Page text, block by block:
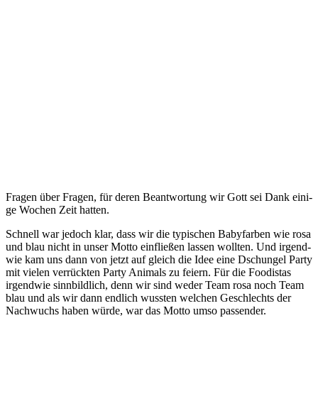
Fra­gen über Fra­gen, für deren Beant­wor­tung wir Gott sei Dank eini­
ge Wochen Zeit hatten.
Schnell war jedoch klar, dass wir die typi­schen Baby­far­ben wie rosa
und blau nicht in unser Mot­to ein­flie­ßen las­sen woll­ten. Und irgend­
wie kam uns dann von jetzt auf gleich die Idee eine Dschun­gel Par­ty
mit vie­len ver­rück­ten Par­ty Ani­mals zu fei­ern. Für die Foo­di­stas
irgend­wie sinn­bild­lich, denn wir sind weder Team rosa noch Team
blau und als wir dann end­lich wuss­ten wel­chen Geschlechts der
Nach­wuchs haben wür­de, war das Mot­to umso passender.